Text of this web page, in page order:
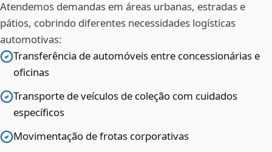
Atendemos demandas em áreas urbanas, estradas e
pátios, cobrindo diferentes necessidades logísticas
automotivas:
Transferência de automóveis entre concessionárias e
oficinas
Transporte de veículos de coleção com cuidados
específicos
Movimentação de frotas corporativas